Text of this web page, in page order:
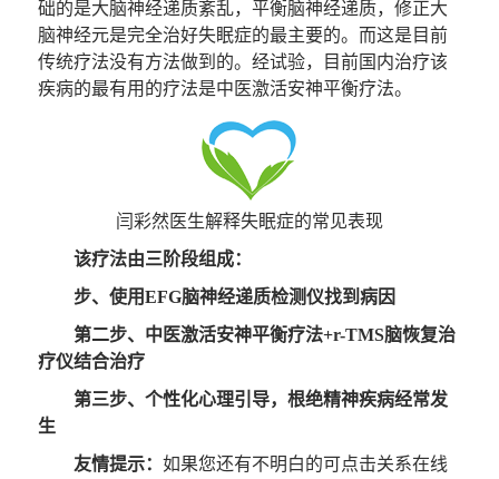
础的是大脑神经递质紊乱，平衡脑神经递质，修正大
脑神经元是完全治好失眠症的最主要的。而这是目前
传统疗法没有方法做到的。经试验，目前国内治疗该
疾病的最有用的疗法是中医激活安神平衡疗法。
闫彩然医生解释失眠症的常见表现
该疗法由三阶段组成：
步、使用EFG脑神经递质检测仪找到病因
第二步、中医激活安神平衡疗法+r-TMS脑恢复治
疗仪结合治疗
第三步、个性化心理引导，根绝精神疾病经常发
生
友情提示：如果您还有不明白的可点击关系在线